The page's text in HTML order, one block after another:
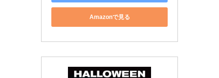
Amazonで見る